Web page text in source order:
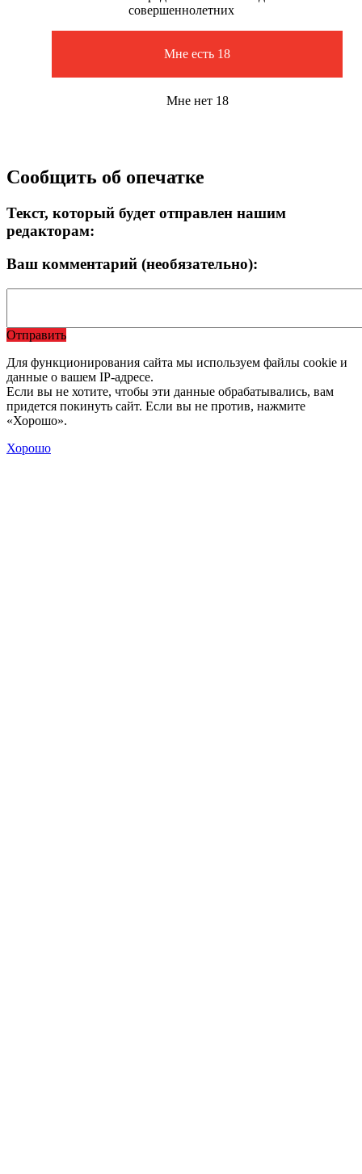
совершеннолетних
Мне есть 18
Мне нет 18
Сообщить об опечатке
Текст, который будет отправлен нашим
редакторам:
Ваш комментарий (необязательно):
Отправить
Для функционирования сайта мы используем файлы cookie и
данные о вашем IP-адресе.
Если вы не хотите, чтобы эти данные обрабатывались, вам
придется покинуть сайт. Если вы не против, нажмите
«Хорошо».
Хорошо